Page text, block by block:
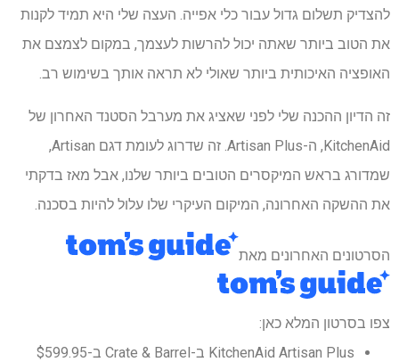
להצדיק תשלום גדול עבור כלי אפייה. העצה שלי היא תמיד לקנות
את הטוב ביותר שאתה יכול להרשות לעצמך, במקום לצמצם את
האופציה האיכותית ביותר שאולי לא תראה אותך בשימוש רב.
זה הדיון ההכנה שלי לפני שאציג את מערבל הסטנד האחרון של
KitchenAid, ה-Artisan Plus. זה שדרוג לעומת דגם Artisan,
שמדורג בראש המיקסרים הטובים ביותר שלנו, אבל מאז בדקתי
את ההשקה האחרונה, המיקום העיקרי שלו עלול להיות בסכנה.
הסרטונים האחרונים מאת
צפו בסרטון המלא כאן:
KitchenAid Artisan Plus ב-Crate & Barrel ב-$599.95